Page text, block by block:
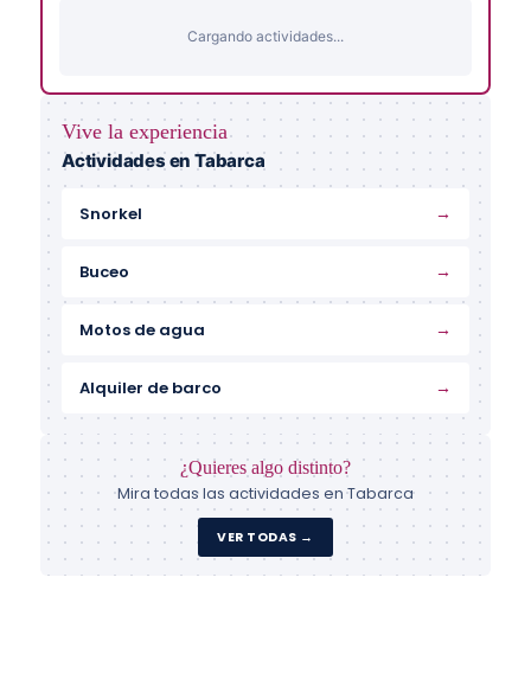
Cargando actividades...
Vive la experiencia
Actividades en Tabarca
Snorkel →
Buceo →
Motos de agua →
Alquiler de barco →
¿Quieres algo distinto?
Mira todas las actividades en Tabarca
VER TODAS →